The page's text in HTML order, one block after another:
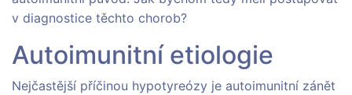
v diagnostice těchto chorob?
Autoimunitní etiologie
Nejčastější příčinou hypotyreózy je autoimunitní zánět